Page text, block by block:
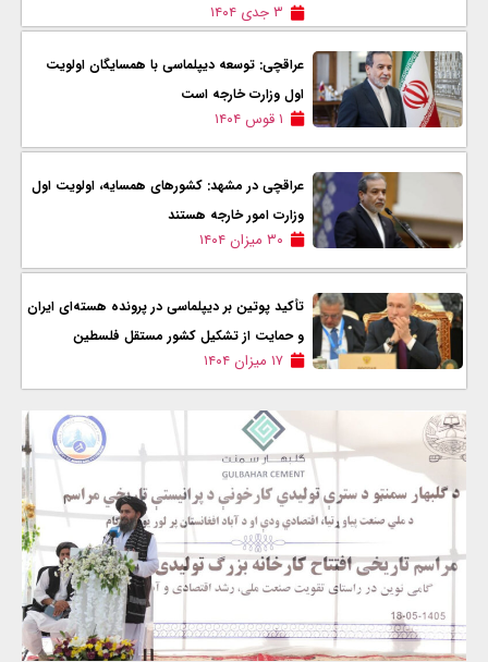
۳ جدی ۱۴۰۴
عراقچی: توسعه دیپلماسی با همسایگان اولویت
اول وزارت خارجه است
۱ قوس ۱۴۰۴
عراقچی در مشهد: کشور‌های همسایه، اولویت اول
وزارت امور خارجه هستند
۳۰ میزان ۱۴۰۴
تأکید پوتین بر دیپلماسی در پرونده هسته‌ای ایران
و حمایت از تشکیل کشور مستقل فلسطین
۱۷ میزان ۱۴۰۴